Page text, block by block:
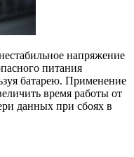
напряжение
питания
батарею. Применение
время работы от
данных при сбоях в